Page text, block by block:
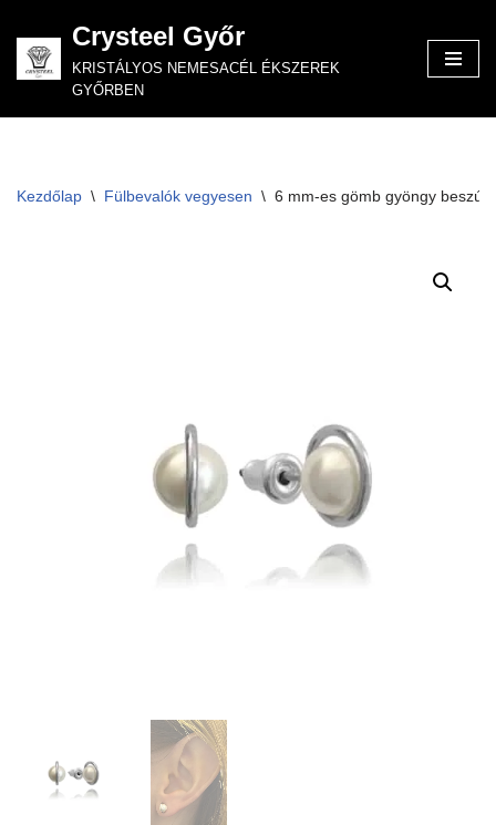
Skip
to
Crysteel Győr
KRISTÁLYOS NEMESACÉL ÉKSZEREK
GYŐRBEN
Kezdőlap \ Fülbevalók vegyesen \ 6 mm-es gömb gyöngy